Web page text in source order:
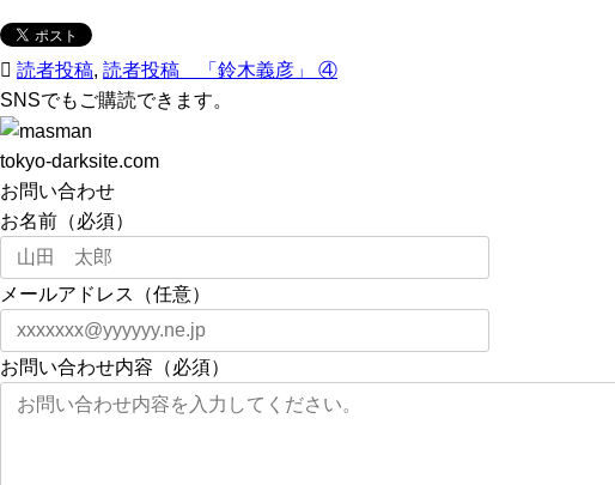
読者投稿, 読者投稿 「鈴木義彦」 ④
SNSでもご購読できます。
tokyo-darksite.com
お問い合わせ
お名前（必須）
メールアドレス（任意）
お問い合わせ内容（必須）